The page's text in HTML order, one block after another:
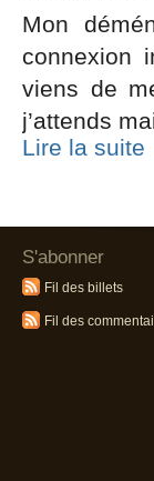
Mon
connexion
viens de
j’attends
Lire la suite
S'abonner
Fil des billets
Fil des